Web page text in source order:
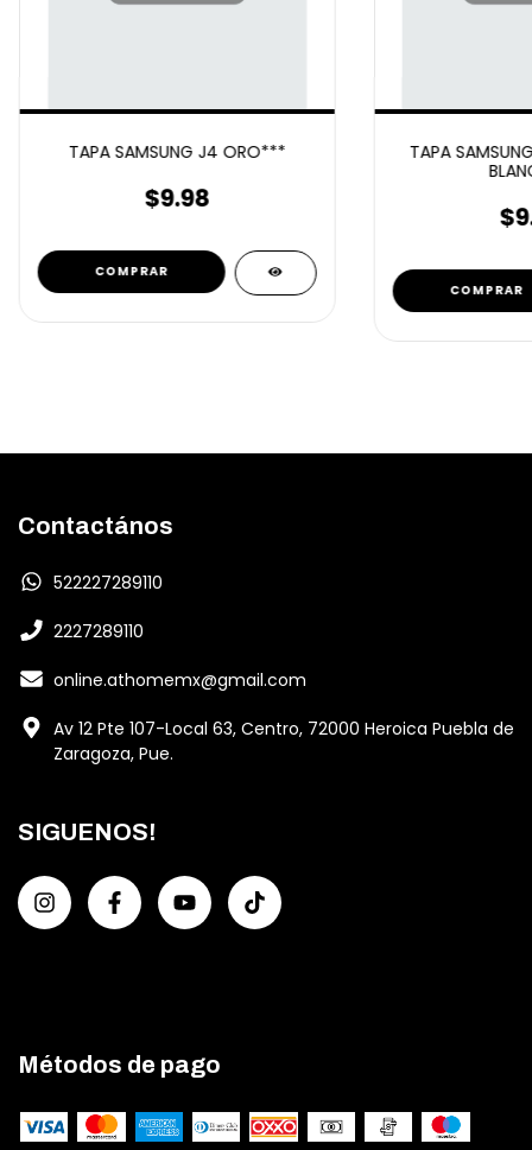
TAPA SAMSUNG J4 ORO***
$9.98
TAPA
Contactános
522227289110
2227289110
online.athomemx@gmail.com
Av 12 Pte 107-Local 63, Centro, 72000 Heroica Puebla de
Zaragoza, Pue.
SIGUENOS!
Métodos de pago